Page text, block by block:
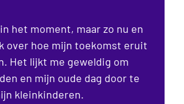
het moment, maar zo nu en
over hoe mijn toekomst eruit
Het lijkt me geweldig om
en mijn oude dag door te
kleinkinderen.